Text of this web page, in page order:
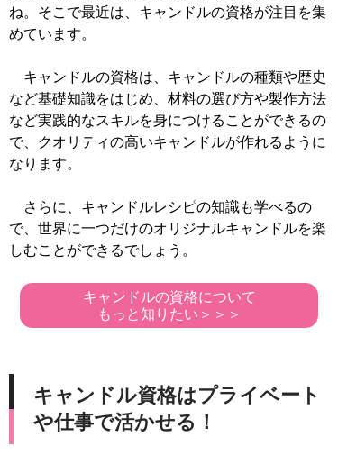
ね。そこで最近は、キャンドルの資格が注目を集
めています。
キャンドルの資格は、キャンドルの種類や歴史
など基礎知識をはじめ、材料の選び方や製作方法
など実践的なスキルを身につけることができるの
で、クオリティの高いキャンドルが作れるように
なります。
さらに、キャンドルレシピの知識も学べるの
で、世界に一つだけのオリジナルキャンドルを楽
しむことができるでしょう。
キャンドルの資格について
もっと知りたい＞＞＞
キャンドル資格はプライベート
や仕事で活かせる！